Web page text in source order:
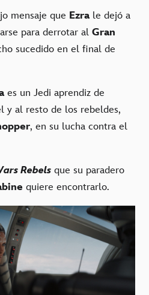
mensaje que Ezrale dejó a
para derrotar al Gran
sucedido en el final de
es un Jedi aprendiz de
y al resto de los rebeldes,
, en su lucha contra el
Rebels que su paradero
quiere encontrarlo.